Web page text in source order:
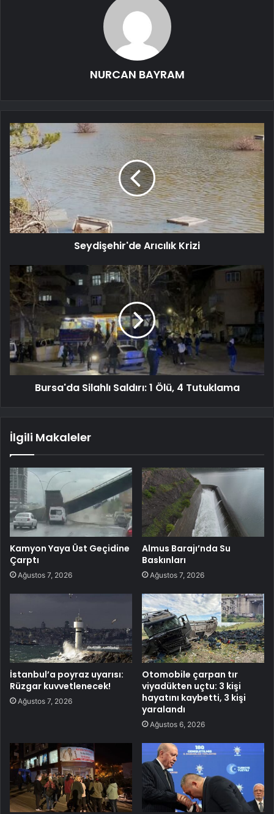
NURCAN BAYRAM
Seydişehir'de Arıcılık Krizi
Bursa'da Silahlı Saldırı: 1 Ölü, 4 Tutuklama
İlgili Makaleler
Kamyon Yaya Üst Geçidine
Çarptı
Ağustos 7, 2026
Almus Barajı’nda Su
Baskınları
Ağustos 7, 2026
İstanbul’a poyraz uyarısı:
Rüzgar kuvvetlenecek!
Ağustos 7, 2026
Otomobile çarpan tır
viyadükten uçtu: 3 kişi
hayatını kaybetti, 3 kişi
yaralandı
Ağustos 6, 2026